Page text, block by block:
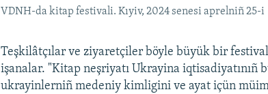
VDNH-da kitap festivali. Kıyiv, 2024 senesi aprelniñ 25-i
Teşkilâtçılar ve ziyaretçiler böyle büyük bir
işanalar. "Kitap neşriyatı Ukrayina iqtisadiyatınıñ
ukrayinlerniñ medeniy kimligini ve ayat içün